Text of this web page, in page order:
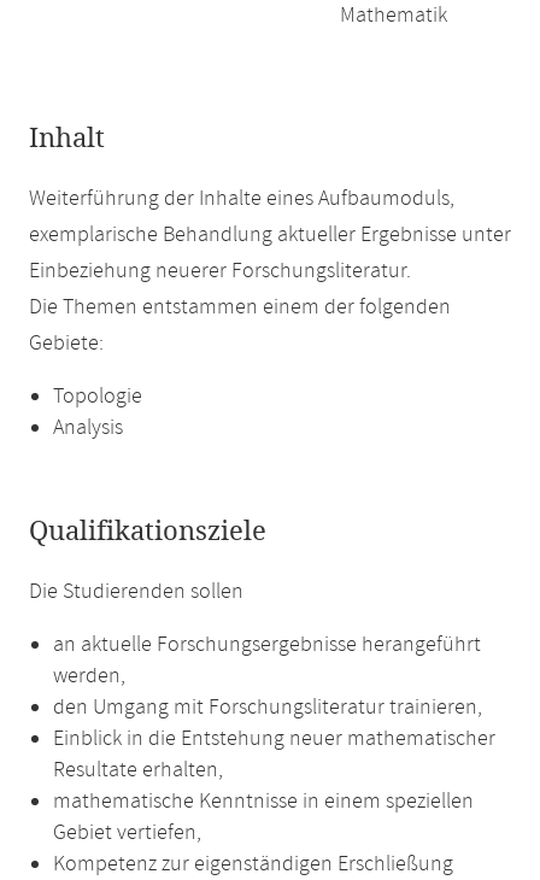
Mathematik
Inhalt
Weiterführung der Inhalte eines Aufbaumoduls,
exemplarische Behandlung aktueller Ergebnisse unter
Einbeziehung neuerer Forschungsliteratur.
Die Themen entstammen einem der folgenden
Gebiete:
Topologie
Analysis
Qualifikationsziele
Die Studierenden sollen
an aktuelle Forschungsergebnisse herangeführt
werden,
den Umgang mit Forschungsliteratur trainieren,
Einblick in die Entstehung neuer mathematischer
Resultate erhalten,
mathematische Kenntnisse in einem speziellen
Gebiet vertiefen,
Kompetenz zur eigenständigen Erschließung